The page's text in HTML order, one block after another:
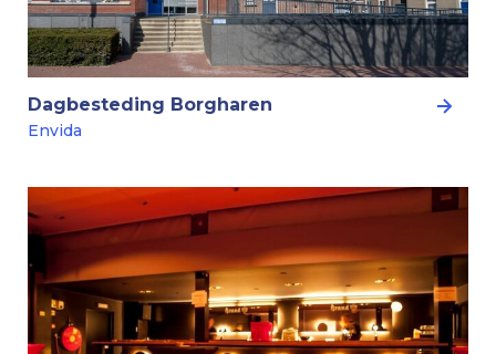
Dagbesteding Borgharen
Envida